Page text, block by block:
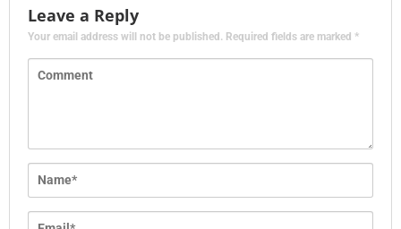
Leave a Reply
Your email address will not be published. Required fields are marked *